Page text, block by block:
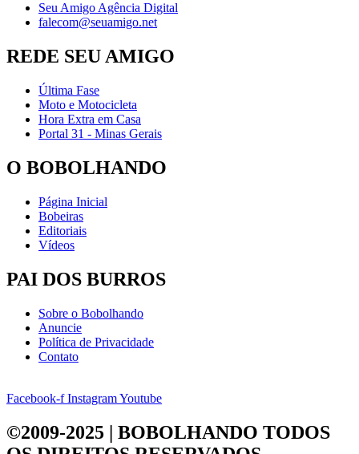
Seu Amigo Agência Digital
falecom@seuamigo.net
REDE SEU AMIGO
Última Fase
Moto e Motocicleta
Hora Extra em Casa
Portal 31 - Minas Gerais
O BOBOLHANDO
Página Inicial
Bobeiras
Editoriais
Vídeos
PAI DOS BURROS
Sobre o Bobolhando
Anuncie
Política de Privacidade
Contato
Facebook-f InstagramYoutube
©2009-2025 | BOBOLHANDO TODOS